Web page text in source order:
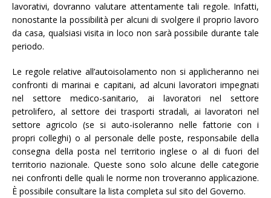
lavorativi, dovranno valutare attentamente tali regole. Infatti,
nonostante la possibilità per alcuni di svolgere il proprio lavoro
da casa, qualsiasi visita in loco non sarà possibile durante tale
periodo.
Le regole relative all’autoisolamento non si applicheranno nei
confronti di marinai e capitani, ad alcuni lavoratori impegnati
nel settore medico-sanitario, ai lavoratori nel settore
petrolifero, al settore dei trasporti stradali, ai lavoratori nel
settore agricolo (se si auto-isoleranno nelle fattorie con i
propri colleghi) o al personale delle poste, responsabile della
consegna della posta nel territorio inglese o al di fuori del
territorio nazionale. Queste sono solo alcune delle categorie
nei confronti delle quali le norme non troveranno applicazione.
È possibile consultare la lista completa sul sito del Governo.